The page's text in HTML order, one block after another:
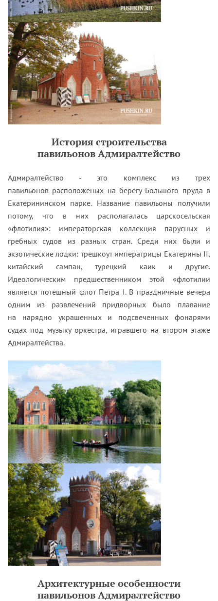
История строительства
павильонов Адмиралтейство
Адмиралтейство - это комплекс из трех
павильонов расположеных на берегу Большого пруда в
Екатерининском парке. Название павильоны получили
потому, что в них располагалась царскосельская
«флотилия»: императорская коллекция парусных и
гребных судов из разных стран. Среди них были и
экзотические лодки: трешкоут императрицы Екатерины II,
китайский сампан, турецкий каик и другие.
Идеологическим предшественником этой «флотилии
является потешный флот Петра I. В праздничные вечера
одним из развлечений придворных было плавание
на нарядно украшенных и подсвеченных фонарями
судах под музыку оркестра, игравшего на втором этаже
Адмиралтейства.
Архитектурные особенности
павильонов Адмиралтейство